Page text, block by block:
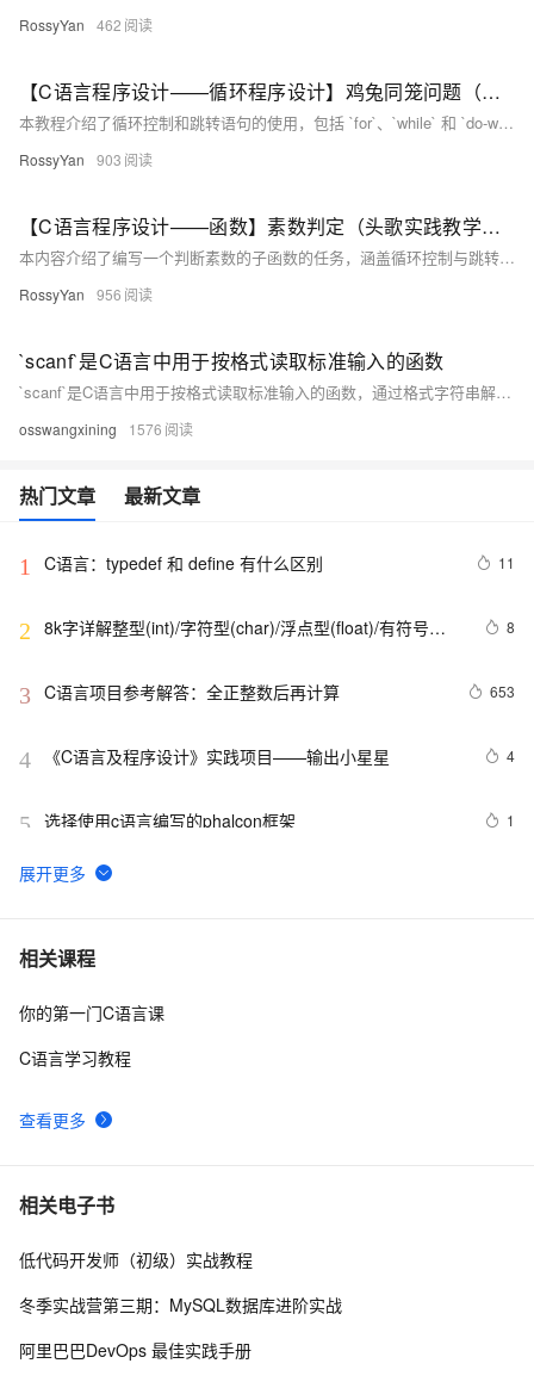
RossyYan 462
【C语言程序设计——循环程序设计】鸡兔同笼问题（头歌实践教学平台习题）【合集】
本教程介绍了循环控制和跳转语句的使用，包括 `for`、`while` 和 `do-while` 循环，以及 `break` 和 `continue` 语句。通过示例代码详细讲解了这些语句的应用场景，并展示了如何使用循环嵌套解决复杂问题，如计算最大公因数和模拟游戏关卡选择。最后，通过鸡兔同笼问题演示了穷举法编程的实际应用。文中还提供了编程要求、测试说明及通关代码，帮助读者掌握相关知识并完成任务。 任务描述：根据给定条件，编写程序计算鸡和兔的数量。鸡有1个头2只脚，兔子有1个头4只脚。
RossyYan 903
【C语言程序设计——函数】素数判定（头歌实践教学平台习题）【合集】
本内容介绍了编写一个判断素数的子函数的任务，涵盖循环控制与跳转语句、算术运算符（%）、以及素数的概念。任务要求在主函数中输入整数并输出是否为素数的信息。相关知识包括 `for` 和 `while` 循环、`break` 和 `continue` 语句、取余运算符 `%` 的使用及素数定义、分布规律和应用场景。编程要求根据提示补充代码，测试说明提供了输入输出示例，最后给出通关代码和测试结果。 任务核心：编写判断素数的子函数并在主函数中调用，涉及循环结构和条件判断。
RossyYan 956
`scanf`是C语言中用于按格式读取标准输入的函数
`scanf`是C语言中用于按格式读取标准输入的函数，通过格式字符串解析输入并存入指定变量。需注意输入格式严格匹配，并建议检查返回值以确保读取成功，提升程序健壮性。
osswangxining 1576
热门文章 最新文章
1 C语言：typedef 和 define 有什么区别 11
2 8k字详解整型(int)/字符型(char)/浮点型(float)/有符号
内功修炼/C语言】
8
3 C语言项目参考解答：全正整数后再计算 653
4 《C语言及程序设计》实践项目——输出小星星 4
5 选择使用c语言编写的phalcon框架 1
6 C与C++《精通Unix下C语言与项目实践》读书笔记（8）
7 C语言杂谈——静态函数
8 C语言例题5：
教学平台习题）【合集】
相关课程
查看更多
你的第一门C语言课
C语言学习教程
相关电子书
低代码开发师（初级）实战教程
冬季实战营第三期：MySQL数据库进阶实战
阿里巴巴DevOps 最佳实践手册